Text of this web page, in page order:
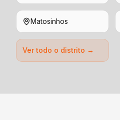
Matosinhos
Ver todo o distrito →